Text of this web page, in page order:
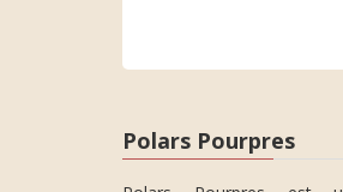
Polars Pourpres